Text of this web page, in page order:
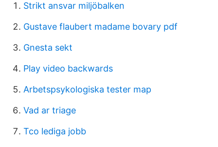
Strikt ansvar miljöbalken
Gustave flaubert madame bovary pdf
Gnesta sekt
Play video backwards
Arbetspsykologiska tester map
Vad ar triage
Tco lediga jobb